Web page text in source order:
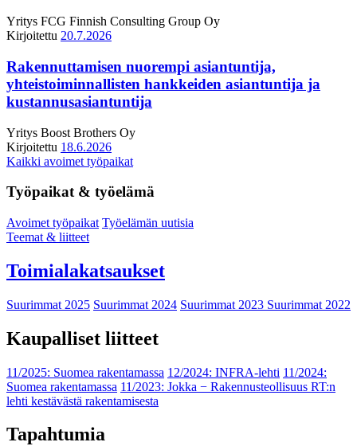
Yritys FCG Finnish Consulting Group Oy
Kirjoitettu 20.7.2026
Rakennuttamisen nuorempi asiantuntija,
yhteistoiminnallisten hankkeiden asiantuntija ja
kustannusasiantuntija
Yritys Boost Brothers Oy
Kirjoitettu 18.6.2026
Kaikki avoimet työpaikat
Työpaikat & työelämä
Avoimet työpaikat Työelämän uutisia
Teemat & liitteet
Toimialakatsaukset
Suurimmat 2025 Suurimmat 2024 Suurimmat 2023 Suurimmat 2022
Kaupalliset liitteet
11/2025: Suomea rakentamassa 12/2024: INFRA-lehti 11/2024:
Suomea rakentamassa 11/2023: Jokka − Rakennusteollisuus RT:n
lehti kestävästä rakentamisesta
Tapahtumia